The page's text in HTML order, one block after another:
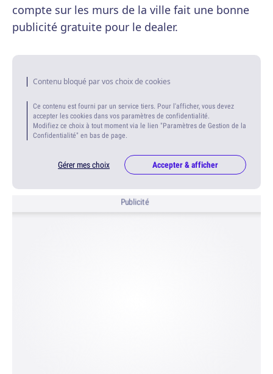
compte sur les murs de la ville fait une bonne
publicité gratuite pour le dealer.
Contenu bloqué par vos choix de cookies
Ce contenu est fourni par un service tiers. Pour l'afficher, vous devez
accepter les cookies dans vos paramètres de confidentialité.
Modifiez ce choix à tout moment via le lien "Paramètres de Gestion de la
Confidentialité" en bas de page.
Gérer mes choix Accepter & afficher
Publicité